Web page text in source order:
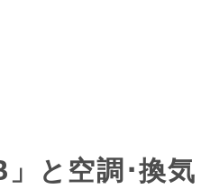
と空調･換気